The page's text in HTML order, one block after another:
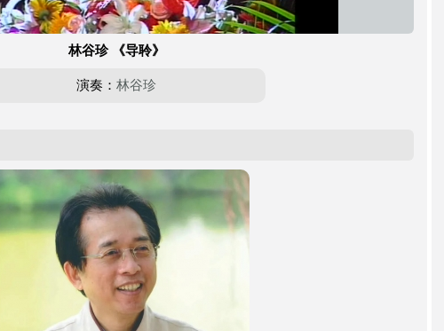
林谷珍 《导聆》
演奏： 林谷珍